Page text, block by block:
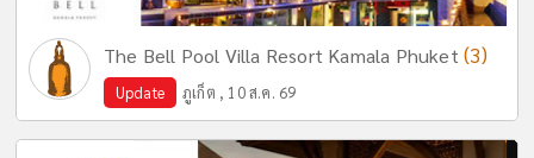
The Bell Pool Villa Resort Kamala Phuket (3)
Update ภูเก็ต , 10 ส.ค. 69